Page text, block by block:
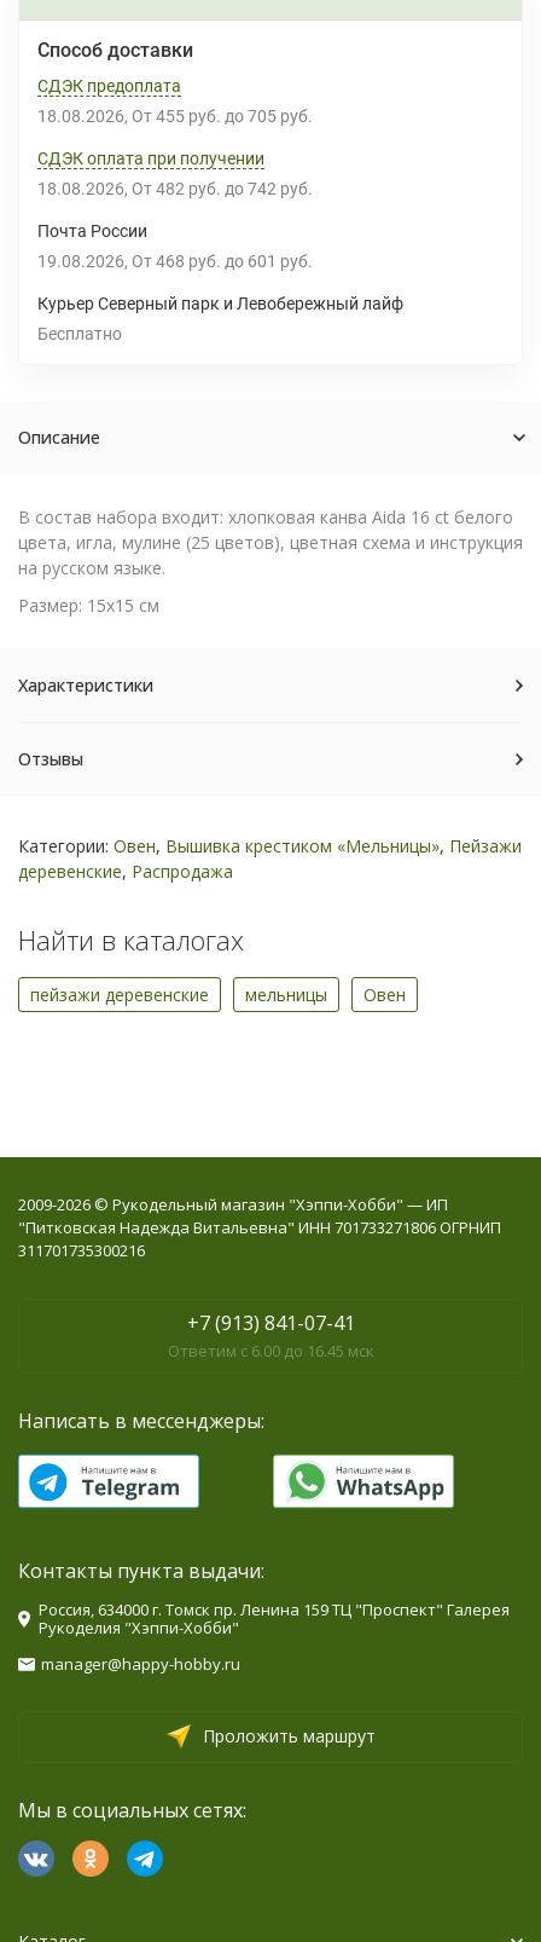
Способ доставки
СДЭК предоплата
18.08.2026 От 455 руб. до 705 руб.
СДЭК оплата при получении
18.08.2026 От 482 руб. до 742 руб.
Почта России
19.08.2026 От 468 руб. до 601 руб.
Курьер Северный парк и Левобережный лайф
Бесплатно
Описание
В состав набора входит: хлопковая канва Aida 16 ct белого
цвета, игла, мулине (25 цветов), цветная схема и инструкция
на русском языке.
Размер: 15х15 см
Характеристики
Отзывы
Категории: Овен, Вышивка крестиком «Мельницы», Пейзажи
деревенские, Распродажа
Найти в каталогах
пейзажи деревенские мельницы Овен
2009-2026 © Рукодельный магазин "Хэппи-Хобби" — ИП
"Питковская Надежда Витальевна" ИНН 701733271806 ОГРНИП
311701735300216
+7 (913) 841-07-41
Ответим с 6.00 до 16.45 мск
Написать в мессенджеры:
Контакты пункта выдачи:
Россия, 634000 г. Томск пр. Ленина 159 ТЦ "Проспект" Галерея
Рукоделия "Хэппи-Хобби"
manager@happy-hobby.ru
Проложить маршрут
Мы в социальных сетях: